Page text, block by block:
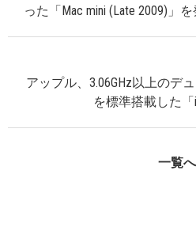
った「Mac mini (Late 2009)」
アップル、3.06GHz以上のデ
を標準搭載した「
一覧へ